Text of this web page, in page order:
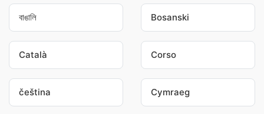
বাঙালি Bosanski
Català Corso
čeština Cymraeg